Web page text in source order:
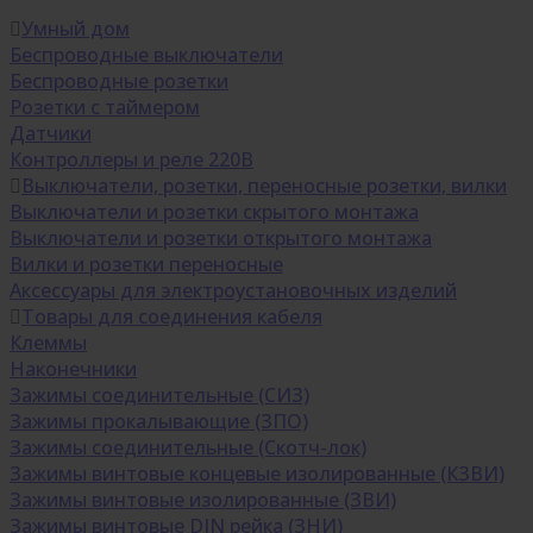
Умный дом
Беспроводные выключатели
Беспроводные розетки
Розетки с таймером
Датчики
Контроллеры и реле 220В
Выключатели, розетки, переносные розетки, вилки
Выключатели и розетки скрытого монтажа
Выключатели и розетки открытого монтажа
Вилки и розетки переносные
Аксессуары для электроустановочных изделий
Товары для соединения кабеля
Клеммы
Наконечники
Зажимы соединительные (СИЗ)
Зажимы прокалывающие (ЗПО)
Зажимы соединительные (Скотч-лок)
Зажимы винтовые концевые изолированные (КЗВИ)
Зажимы винтовые изолированные (ЗВИ)
Зажимы винтовые DIN рейка (ЗНИ)